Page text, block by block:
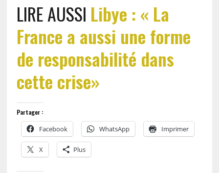
LIRE AUSSI Libye : « La
France a aussi une forme
de responsabilité dans
cette crise»
Partager :
Facebook WhatsApp Imprimer
X Plus